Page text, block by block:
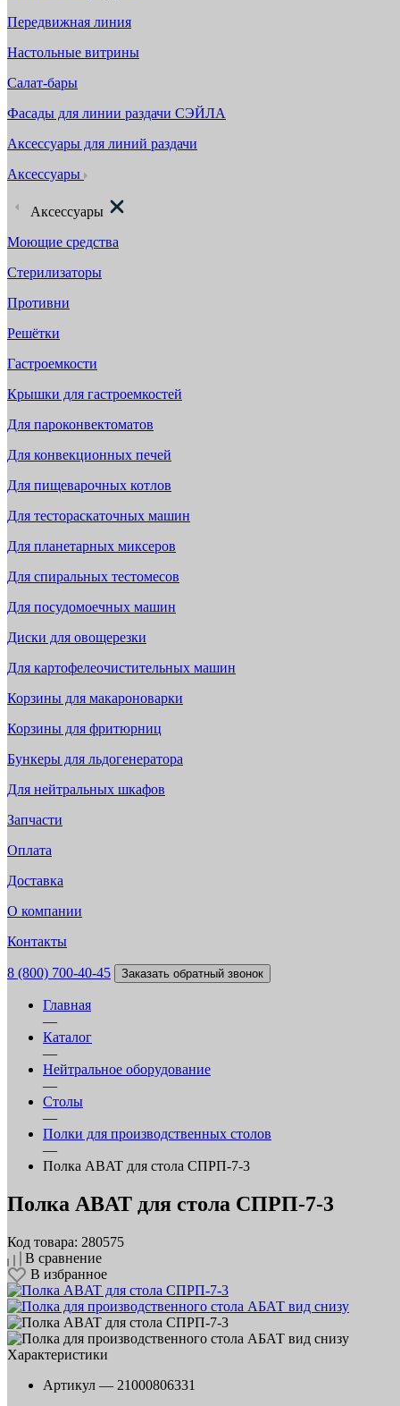
Передвижная линия
Настольные витрины
Салат-бары
Фасады для линии раздачи СЭЙЛА
Аксессуары для линий раздачи
Аксессуары
Аксессуары
Моющие средства
Стерилизаторы
Противни
Решётки
Гастроемкости
Крышки для гастроемкостей
Для пароконвектоматов
Для конвекционных печей
Для пищеварочных котлов
Для тестораскаточных машин
Для планетарных миксеров
Для спиральных тестомесов
Для посудомоечных машин
Диски для овощерезки
Для картофелеочистительных машин
Корзины для макароноварки
Корзины для фритюрниц
Бункеры для льдогенератора
Для нейтральных шкафов
Запчасти
Оплата
Доставка
О компании
Контакты
8 (800) 700-40-45 Заказать обратный звонок
Главная
—
Каталог
—
Нейтральное оборудование
—
Столы
—
Полки для производственных столов
—
Полка ABAT для стола СПРП-7-3
Полка ABAT для стола СПРП-7-3
Код товара: 280575
В сравнение
В избранное
Характеристики
Артикул — 21000806331